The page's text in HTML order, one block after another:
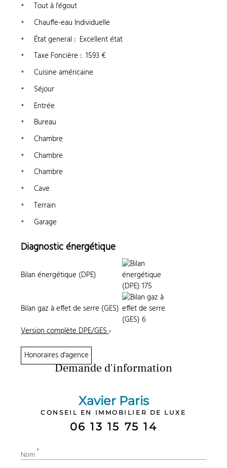
Tout à l'égout
Chauffe-eau Individuelle
État general: Excellent état
Taxe Foncière : 1593 €
Cuisine américaine
Séjour
Entrée
Bureau
Chambre
Chambre
Chambre
Cave
Terrain
Garage
Diagnostic énergétique
Bilan énergétique (DPE)
Bilan gaz à effet de serre (GES)
Version complète DPE/GES›
Honoraires d'agence
Demande d'information
Xavier Paris
CONSEIL EN IMMOBILIER DE LUXE
06 13 15 75 14
Nom*